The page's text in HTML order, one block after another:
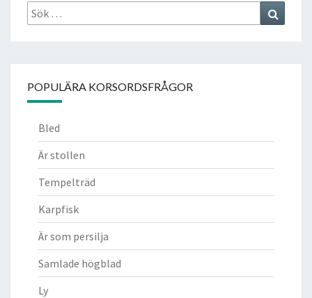
Sök
efter:
POPULÄRA KORSORDSFRÅGOR
Bled
Är stollen
Tempelträd
Karpfisk
Är som persilja
Samlade högblad
Ly